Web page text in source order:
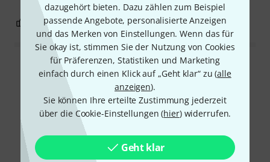
dazugehört bieten. Dazu zählen zum Beispiel
passende Angebote, personalisierte Anzeigen
und das Merken von Einstellungen. Wenn das für
Sie okay ist, stimmen Sie der Nutzung von Cookies
für Präferenzen, Statistiken und Marketing
einfach durch einen Klick auf „Geht klar“ zu (alle
anzeigen).
Sie können Ihre erteilte Zustimmung jederzeit
über die Cookie-Einstellungen (hier) widerrufen.
Geht klar
0 BEWERTUNG MELDEN
Alle Bewertungen lesen
Schon gewusst?
Videos Ratgeber